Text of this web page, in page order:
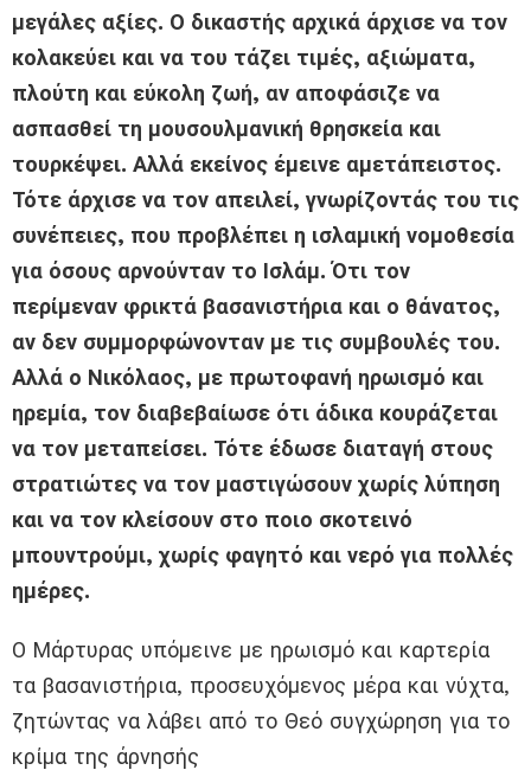
μεγάλες αξίες. Ο δικαστής αρχικά άρχισε να τον
κολακεύει και να του τάζει τιμές, αξιώματα,
πλούτη και εύκολη ζωή, αν αποφάσιζε να
ασπασθεί τη μουσουλμανική θρησκεία και
τουρκέψει. Αλλά εκείνος έμεινε αμετάπειστος.
Τότε άρχισε να τον απειλεί, γνωρίζοντάς του τις
συνέπειες, που προβλέπει η ισλαμική νομοθεσία
για όσους αρνούνταν το Ισλάμ. Ότι τον
περίμεναν φρικτά βασανιστήρια και ο θάνατος,
αν δεν συμμορφώνονταν με τις συμβουλές του.
Αλλά ο Νικόλαος, με πρωτοφανή ηρωισμό και
ηρεμία, τον διαβεβαίωσε ότι άδικα κουράζεται
να τον μεταπείσει. Τότε έδωσε διαταγή στους
στρατιώτες να τον μαστιγώσουν χωρίς λύπηση
και να τον κλείσουν στο ποιο σκοτεινό
μπουντρούμι, χωρίς φαγητό και νερό για πολλές
ημέρες.
Ο Μάρτυρας υπόμεινε με ηρωισμό και καρτερία
τα βασανιστήρια, προσευχόμενος μέρα και νύχτα,
ζητώντας να λάβει από το Θεό συγχώρηση για το
κρίμα της άρνησής